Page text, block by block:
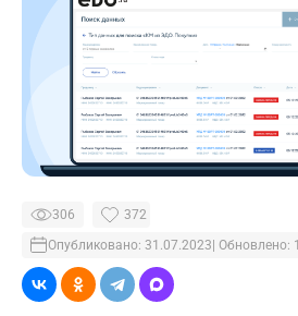
306
Опубликовано: 31.07.2023 | Обновлено:
372